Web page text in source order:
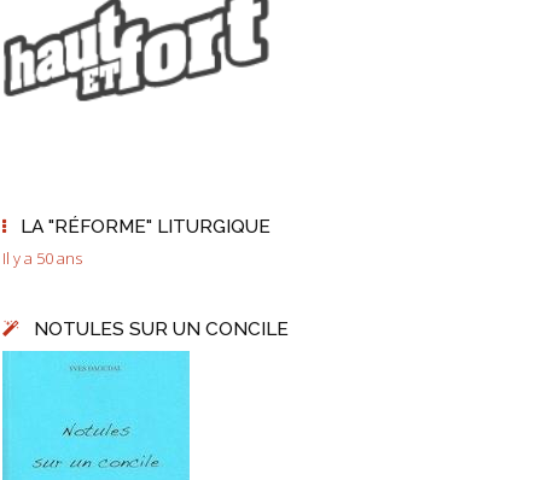
LA "RÉFORME" LITURGIQUE
Il y a 50 ans
NOTULES SUR UN CONCILE